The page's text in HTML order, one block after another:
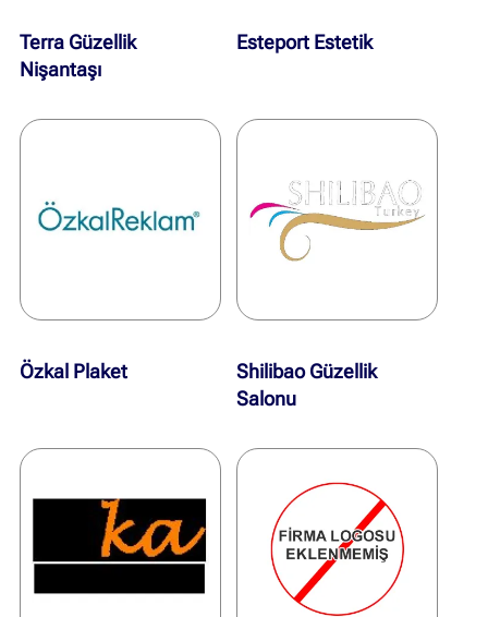
Terra Güzellik
Nişantaşı
Esteport Estetik
Özkal Plaket
Shilibao Güzellik
Salonu